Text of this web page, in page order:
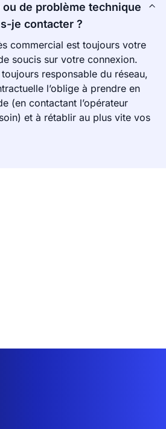
ou de problème technique
je contacter ?
commercial est toujours votre
soucis sur votre connexion.
responsable du réseau,
l’oblige à prendre en
(en contactant l’opérateur
et à rétablir au plus vite vos